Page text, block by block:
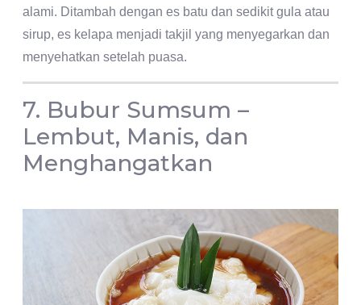
alami. Ditambah dengan es batu dan sedikit gula atau
sirup, es kelapa menjadi takjil yang menyegarkan dan
menyehatkan setelah puasa.
7. Bubur Sumsum –
Lembut, Manis, dan
Menghangatkan